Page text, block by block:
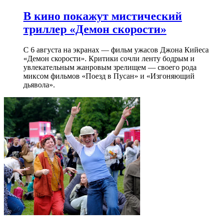
В кино покажут мистический
триллер «Демон скорости»
С 6 августа на экранах — фильм ужасов Джона Кийеса
«Демон скорости». Критики сочли ленту бодрым и
увлекательным жанровым зрелищeм — своего рода
миксом фильмов «Поезд в Пусан» и «Изгоняющий
дьявола».